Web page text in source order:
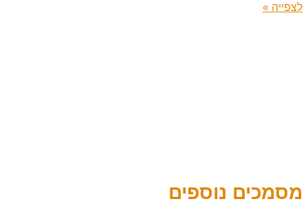
לצפייה »
מסמכים נוספים